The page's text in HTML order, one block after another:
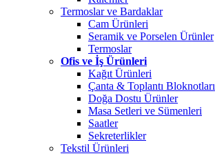
Termoslar ve Bardaklar
Cam Ürünleri
Seramik ve Porselen Ürünler
Termoslar
Ofis ve İş Ürünleri
Kağıt Ürünleri
Çanta & Toplantı Bloknotları
Doğa Dostu Ürünler
Masa Setleri ve Sümenleri
Saatler
Sekreterlikler
Tekstil Ürünleri